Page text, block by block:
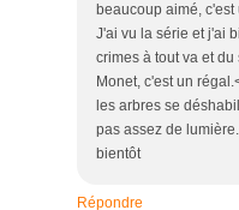
beaucoup aimé,
J'ai vu la série et j'ai
crimes à tout va et
Monet, c'est un
les arbres se
pas assez de
bientôt
Répondre